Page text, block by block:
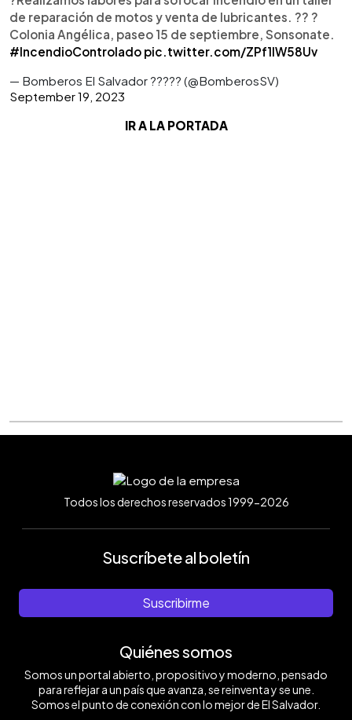
de reparación de motos y venta de lubricantes. ?? ?
Colonia Angélica, paseo 15 de septiembre, Sonsonate.
#IncendioControlado pic.twitter.com/ZPf1IW58Uv
— Bomberos El Salvador ?‍???? (@BomberosSV)
September 19, 2023
IR A LA PORTADA
Todos los derechos reservados 1999-2026
Suscríbete al boletín
Suscribirme
Quiénes somos
Somos un portal abierto, propositivo y moderno, pensado
para reflejar a un país que avanza, se reinventa y se une.
Somos el punto de conexión con lo mejor de El Salvador.